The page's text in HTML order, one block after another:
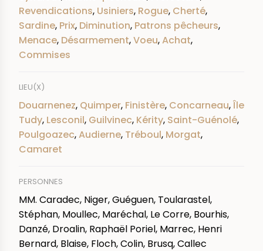
Revendications, Usiniers, Rogue, Cherté,
Sardine, Prix, Diminution, Patrons pêcheurs,
Menace, Désarmement,Voeu,Achat,
Commises
LIEU(X)
Douarnenez, Quimper, Finistère, Concarneau,Île
Tudy, Lesconil, Guilvinec, Kérity, Saint-Guénolé,
Poulgoazec,Audierne, Tréboul, Morgat,
Camaret
PERSONNES
MM. Caradec, Niger, Guéguen, Toularastel,
Stéphan, Moullec, Maréchal, Le Corre, Bourhis,
Danzé, Droalin, Raphaël Poriel, Marrec, Henri
Bernard, Blaise, Floch, Colin, Brusq, Callec